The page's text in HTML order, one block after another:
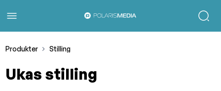
Produkter Stilling
Ukas stilling